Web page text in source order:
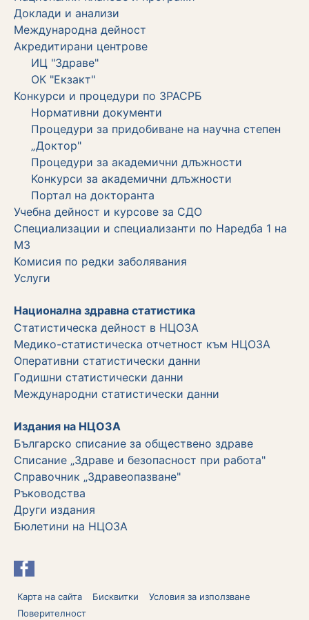
Доклади и анализи
Международна дейност
Акредитирани центрове
ИЦ "Здраве"
ОК "Екзакт"
Конкурси и процедури по ЗРАСРБ
Нормативни документи
Процедури за придобиване на научна степен
„Доктор"
Процедури за академични длъжности
Koнкурси за академични длъжности
Портал на докторанта
Учебна дейност и курсове за СДО
Специализации и специализанти по Наредба 1 на
МЗ
Комисия по редки заболявания
Услуги
Национална здравна статистика
Статистическа дейност в НЦОЗА
Медико-статистическа отчетност към НЦОЗА
Оперативни статистически данни
Годишни статистически данни
Международни статистически данни
Издания на НЦОЗА
Българско списание за обществено здраве
Списание „Здраве и безопасност при работа"
Справочник „Здравеопазване"
Ръководства
Други издания
Бюлетини на НЦОЗА
Карта на сайта Бисквитки
Условия за използване
Поверителност